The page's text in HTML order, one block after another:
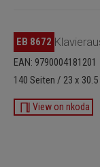
EB 8672
EAN: 9790004181201
140 Seiten / 23 x
View on nkoda